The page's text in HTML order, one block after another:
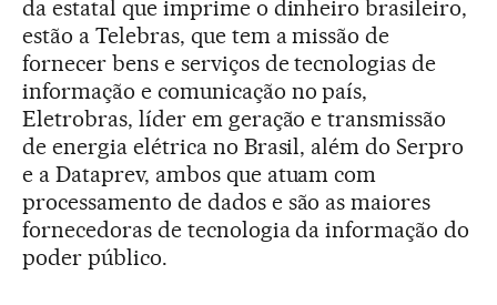
da estatal que imprime o dinheiro brasileiro,
estão a Telebras, que tem a missão de
fornecer bens e serviços de tecnologias de
informação e comunicação no país,
Eletrobras, líder em geração e transmissão
de energia elétrica no Brasil, além do Serpro
e a Dataprev, ambos que atuam com
processamento de dados e são as maiores
fornecedoras de tecnologia da informação do
poder público.